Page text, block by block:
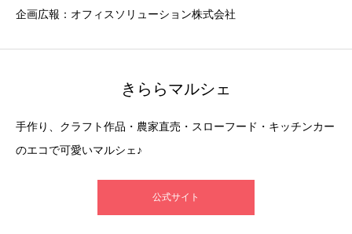
企画広報：オフィスソリューション株式会社
きららマルシェ
手作り、クラフト作品・農家直売・スローフード・キッチンカー
のエコで可愛いマルシェ♪
公式サイト